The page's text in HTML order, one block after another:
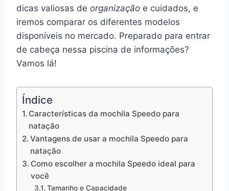
dicas valiosas de organização e cuidados, e
iremos comparar os diferentes modelos
disponíveis no mercado. Preparado para entrar
de cabeça nessa piscina de informações?
Vamos lá!
Índice
Características da mochila Speedo para
natação
Vantagens de usar a mochila Speedo para
natação
Como escolher a mochila Speedo ideal para
você
Tamanho e Capacidade